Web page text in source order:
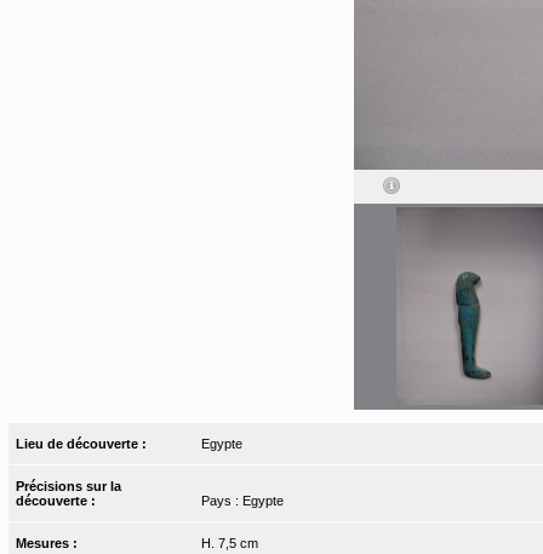
Lieu de découverte : Egypte
Précisions sur la
découverte :
Pays : Egypte
Mesures : H. 7,5 cm